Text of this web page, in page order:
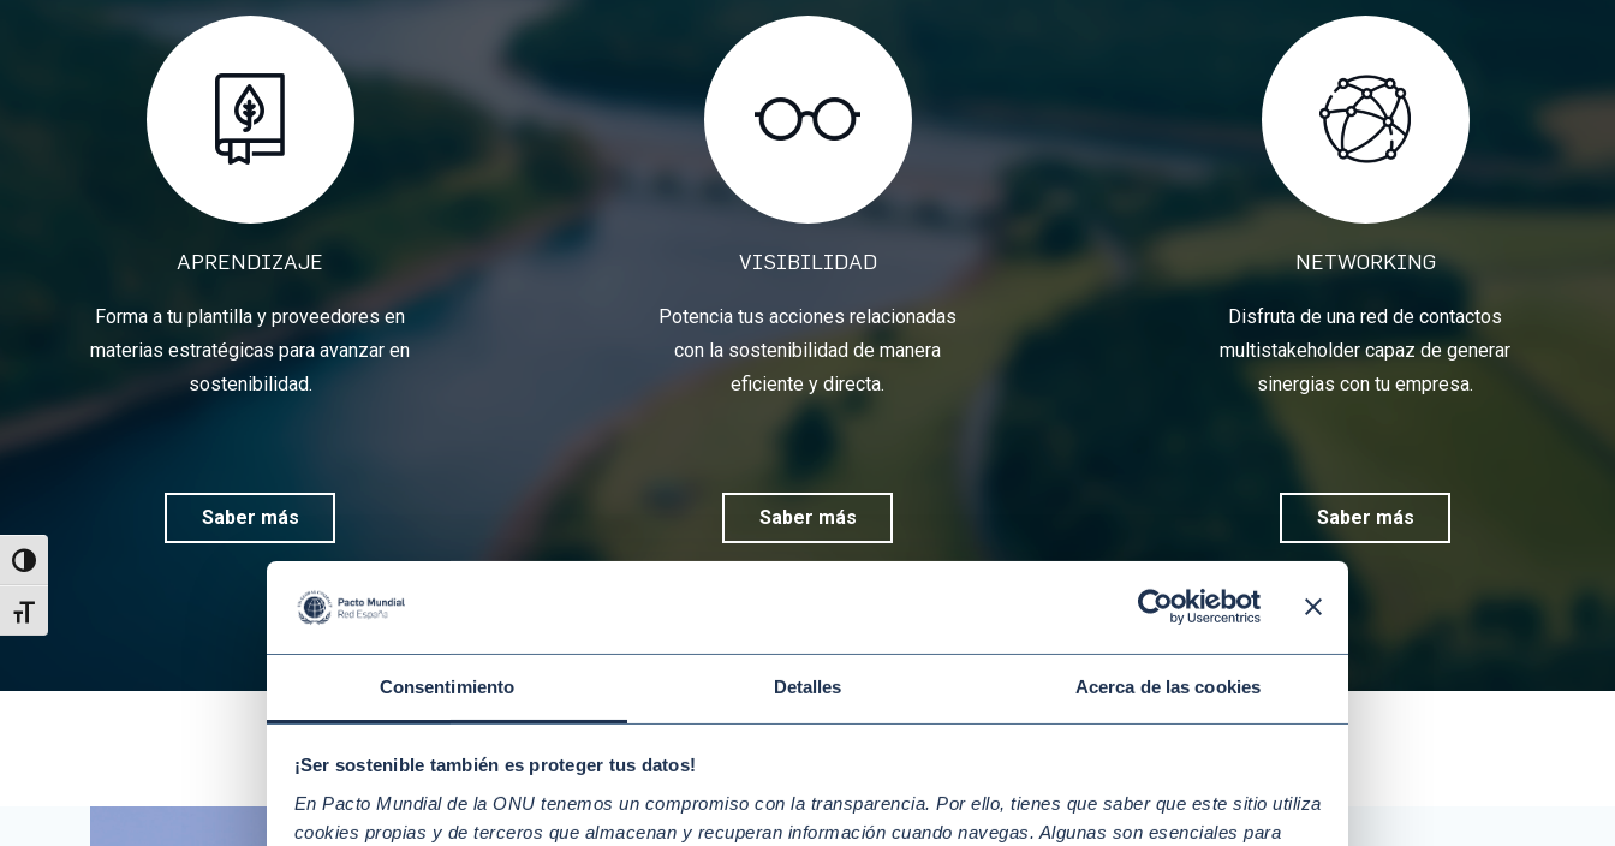
Consentimiento Detalles Acerca de las cookies
¡Ser sostenible también es proteger tus datos!
En Pacto Mundial de la ONU tenemos un compromiso con la transparencia. Por ello, tienes que saber que este sitio utiliza
cookies propias y de terceros que almacenan y recuperan información cuando navegas. Algunas son esenciales para
Alternar alto contraste
Alternar tamaño de letra
APRENDIZAJE
Forma a tu plantilla y proveedores en
materias estratégicas para avanzar en
sostenibilidad.
Saber más
VISIBILIDAD
Potencia tus acciones relacionadas
con la sostenibilidad de manera
eficiente y directa.
Saber más
NETWORKING
Disfruta de una red de contactos
multistakeholder capaz de generar
sinergias con tu empresa.
Saber más